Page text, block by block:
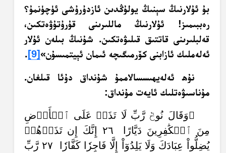
بۇ ئۇلارنىڭ سېنىڭ يولۇڭدىن ئازدۇرۇشى ئۈچۈنمۇ؟
رەببىمىز! ئۇلارنىڭ ماللىرىنى قۇرۇتۇۋەتكىن،
قەلبلىرىنى قاتتىق قىلىۋەتكىن. شۇنىڭ بىلەن ئۇلار
ئەلەملىك ئازابنى كۆرمىگىچە ئىمان ئېيتمىسۇن» [9]
.
نۇھ ئەلەيھىسسالاممۇ شۇنداق دۇئا قىلغان.
مۇناسىۋەتلىك ئايەت مۇنداق:
﴿وَقَالَ نُوحٞ رَّبِّ لَا تَذَرۡ عَلَى ٱلۡأَرۡضِ
مِنَ ٱلۡكَٰفِرِينَ دَيَّارًا ٢٦ إِنَّكَ إِن تَذَرۡهُمۡ
يُضِلُّواْ عِبَادَكَ وَلَا يَلِدُوٓاْ إِلَّا فَاجِرٗا كَفَّارٗا ٢٧ رَّبِّ